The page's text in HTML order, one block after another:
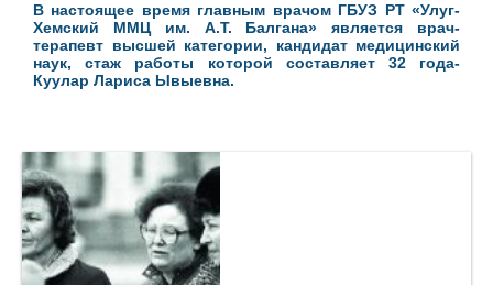
В настоящее время главным врачом ГБУЗ РТ «Улуг-
Хемский ММЦ им. А.Т. Балгана» является врач-
терапевт высшей категории, кандидат медицинский
наук, стаж работы которой составляет 32 года-
Куулар Лариса Ывыевна.